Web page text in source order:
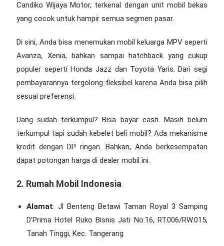
Candiko Wijaya Motor, terkenal dengan unit mobil bekas
yang cocok untuk hampir semua segmen pasar.
Di sini, Anda bisa menemukan mobil keluarga MPV seperti
Avanza, Xenia, bahkan sampai hatchback yang cukup
populer seperti Honda Jazz dan Toyota Yaris. Dari segi
pembayarannya tergolong fleksibel karena Anda bisa pilih
sesuai preferensi.
Uang sudah terkumpul? Bisa bayar cash. Masih belum
terkumpul tapi sudah kebelet beli mobil? Ada mekanisme
kredit dengan DP ringan. Bahkan, Anda berkesempatan
dapat potongan harga di dealer mobil ini.
2. Rumah Mobil Indonesia
Alamat: Jl Benteng Betawi Taman Royal 3 Samping
D’Prima Hotel Ruko Bisnis Jati No.16, RT.006/RW.015,
Tanah Tinggi, Kec. Tangerang